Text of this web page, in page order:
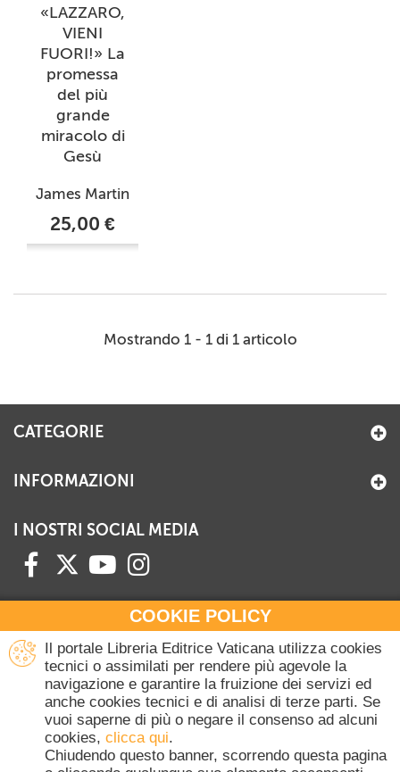
«LAZZARO,
VIENI
FUORI!» La
promessa
del più
grande
miracolo di
Gesù
James Martin
25,00 €
Mostrando 1 - 1 di 1 articolo
COOKIE POLICY
Il portale Libreria Editrice Vaticana utilizza cookies
tecnici o assimilati per rendere più agevole la
navigazione e garantire la fruizione dei servizi ed
anche cookies tecnici e di analisi di terze parti. Se
vuoi saperne di più o negare il consenso ad alcuni
cookies, clicca qui.
Chiudendo questo banner, scorrendo questa pagina
CATEGORIE
INFORMAZIONI
I NOSTRI SOCIAL MEDIA
HAI BISOGNO DI INFORMAZIONI?
Contattaci all'Ufficio Commerciale
+39 06 698 45780
Lunedì-Giovedì 8-16.30
Venerdì 8-14
(Escluse festività Vaticane)